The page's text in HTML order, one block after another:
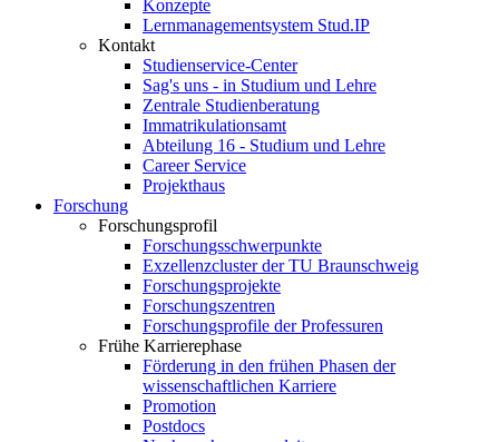
Konzepte
Lernmanagementsystem Stud.IP
Kontakt
Studienservice-Center
Sag's uns - in Studium und Lehre
Zentrale Studienberatung
Immatrikulationsamt
Abteilung 16 - Studium und Lehre
Career Service
Projekthaus
Forschung
Forschungsprofil
Forschungsschwerpunkte
Exzellenzcluster der TU Braunschweig
Forschungsprojekte
Forschungszentren
Forschungsprofile der Professuren
Frühe Karrierephase
Förderung in den frühen Phasen der
wissenschaftlichen Karriere
Promotion
Postdocs